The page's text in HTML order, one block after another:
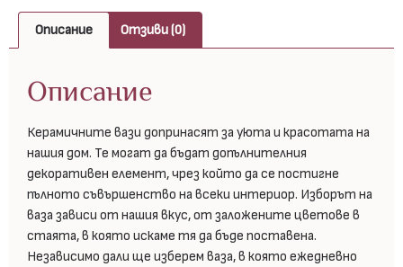
Описание Отзиви (0)
Описание
Керамичните вази допринасят за уюта и красотата на
нашия дом. Те могат да бъдат допълнителния
декоративен елемент, чрез който да се постигне
пълното съвършенство на всеки интериор. Изборът на
ваза зависи от нашия вкус, от заложените цветове в
стаята, в която искаме тя да бъде поставена.
Независимо дали ще изберем ваза, в която ежедневно